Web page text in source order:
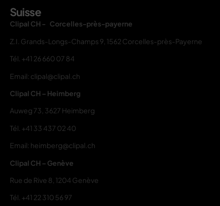
Suisse
Clipal CH - Corcelles-près-payerne
Z.I. Grands-Longs-Champs 9, 1562 Corcelles-près-Payerne
Tél. +41 26 660 07 84
Email: clipal@clipal.ch
Clipal CH – Heimberg
Auweg 73, 3627 Heimberg
Tél. +41 33 437 02 40
Email: heimberg@clipal.ch
Clipal CH – Genève
Rue de Rive 8, 1204 Genève
Tél. +41 22 310 56 97